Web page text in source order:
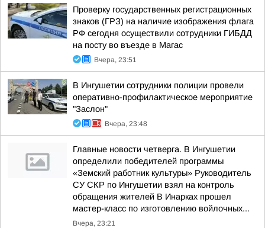
Проверку государственных регистрационных
знаков (ГРЗ) на наличие изображения флага
РФ сегодня осуществили сотрудники ГИБДД
на посту во въезде в Магас
Вчера, 23:51
В Ингушетии сотрудники полиции провели
оперативно-профилактическое мероприятие
"Заслон"
Вчера, 23:48
Главные новости четверга. В Ингушетии
определили победителей программы
«Земский работник культуры» Руководитель
СУ СКР по Ингушетии взял на контроль
обращения жителей В Инарках прошел
мастер-класс по изготовлению войлочных...
Вчера, 23:21